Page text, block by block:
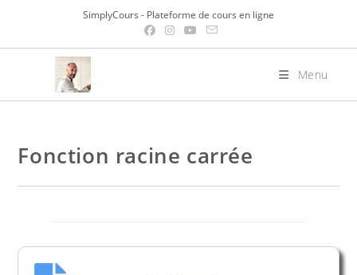
content
SimplyCours - Plateforme de cours en ligne
Menu
Fonction racine carrée